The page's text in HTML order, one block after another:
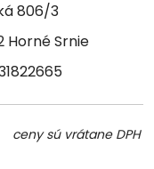
806/3
Horné Srnie
ceny sú vrátane DPH